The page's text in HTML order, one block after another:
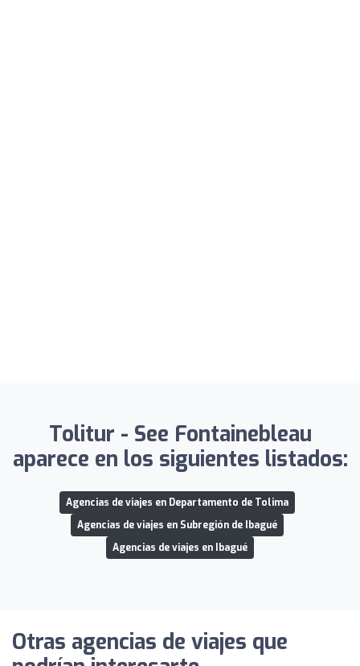
Tolitur - See Fontainebleau
aparece en los siguientes listados:
Agencias de viajes en Departamento de Tolima
Agencias de viajes en Subregión de Ibagué
Agencias de viajes en Ibagué
Otras agencias de viajes que